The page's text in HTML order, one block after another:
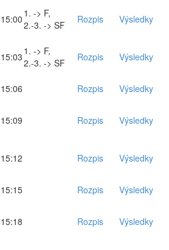
15:00 1. -> F,
2.-3. -> SF
Rozpis Výsledky
15:03 1. -> F,
2.-3. -> SF
Rozpis Výsledky
15:06 Rozpis Výsledky
15:09 Rozpis Výsledky
15:12 Rozpis Výsledky
15:15 Rozpis Výsledky
15:18 Rozpis Výsledky